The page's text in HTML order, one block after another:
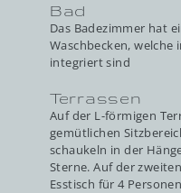
Bad
Das Badezimmer hat
Waschbecken, welche
integriert sind
Terrassen
Auf der L-förmigen
gemütlichen
schaukeln in der
Sterne. Auf der
Esstisch für 4